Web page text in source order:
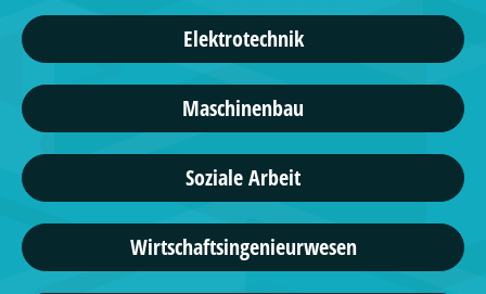
Elektrotechnik
Maschinenbau
Soziale Arbeit
Wirtschaftsingenieurwesen